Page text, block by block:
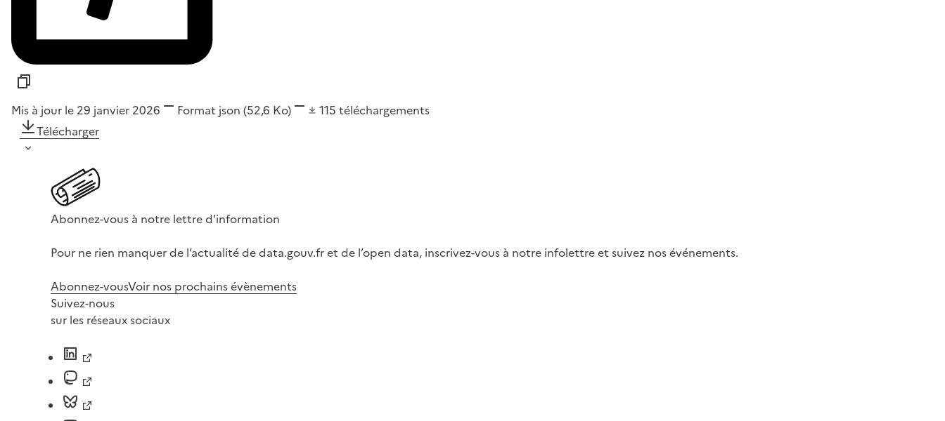
Mis à jour le 29 janvier 2026 Format json (52,6 Ko) 115 téléchargements
Télécharger
Abonnez-vous à notre lettre d'information
Pour ne rien manquer de l’actualité de data.gouv.fr et de l’open data, inscrivez-vous à notre infolettre et suivez nos événements.
Abonnez-vousVoir nos prochains évènements
Suivez-nous
sur les réseaux sociaux